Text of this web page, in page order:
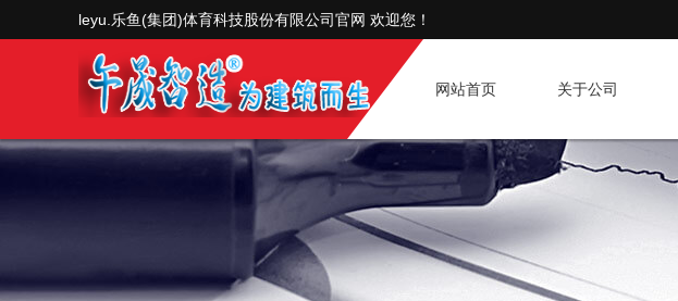
leyu.乐鱼(集团)体育科技股份有限公司官网 欢迎您！
网站首页 关于公司